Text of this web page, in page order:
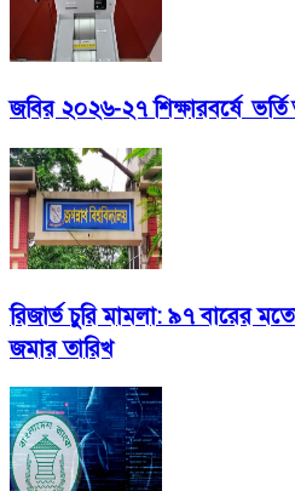
জবির ২০২৬-২৭ শিক্ষারবর্ষে
রিজার্ভ চুরি মামলা: ৯৭ বারের
জমার তারিখ